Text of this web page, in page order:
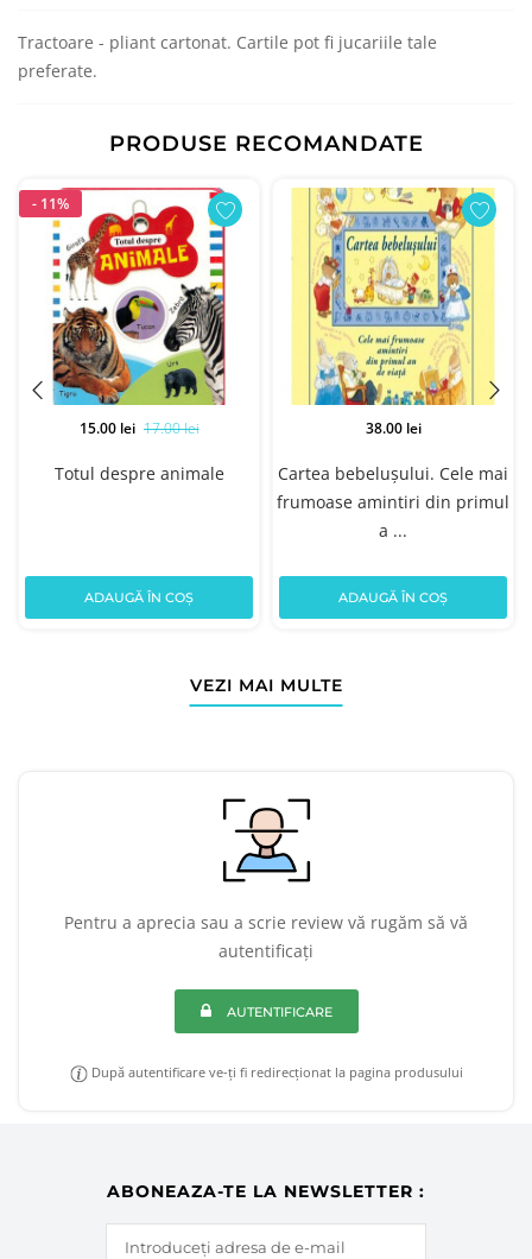
Tractoare - pliant cartonat. Cartile pot fi jucariile tale
preferate.
PRODUSE RECOMANDATE
- 11%
Totul despre animale
15.00 lei 17.00 lei
ADAUGĂ ÎN COȘ
Cartea bebelușului. Cele mai
frumoase amintiri din primul
a ...
38.00 lei
ADAUGĂ ÎN COȘ
VEZI MAI MULTE
Pentru a aprecia sau a scrie review vă rugăm să vă
autentificați
AUTENTIFICARE
După autentificare ve-ți fi redirecționat la pagina produsului
ABONEAZA-TE LA NEWSLETTER :